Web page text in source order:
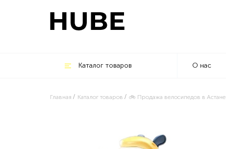
Каталог товаров О нас
Главная Каталог товаров 🚲 Продажа велосипедов в Астане